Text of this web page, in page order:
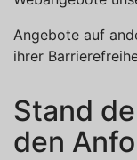
Angebote auf
ihrer
Stand
den